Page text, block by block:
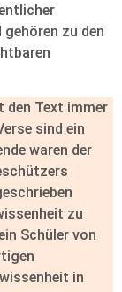
zu den
den Text immer
sind ein
waren der
zu
Schüler von
in